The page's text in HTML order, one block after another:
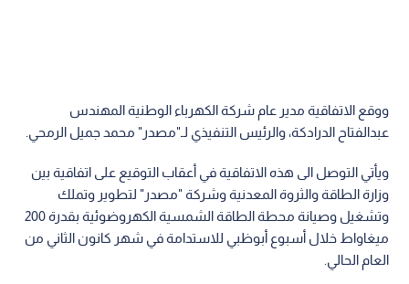
ووقع الاتفاقية مدير عام شركة الكهرباء الوطنية المهندس
عبدالفتاح الدرادكة، والرئيس التنفيذي لـ"مصدر" محمد جميل الرمحي.
ويأتي التوصل الى هذه الاتفاقية في أعقاب التوقيع على اتفاقية بين
وزارة الطاقة والثروة المعدنية وشركة "مصدر" لتطوير وتملك
وتشغيل وصيانة محطة الطاقة الشمسية الكهروضوئية بقدرة 200
ميغاواط خلال أسبوع أبوظبي للاستدامة في شهر كانون الثاني من
العام الحالي.